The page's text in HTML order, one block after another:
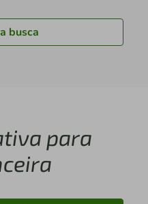
busca
para